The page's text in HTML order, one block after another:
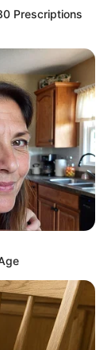
Prescriptions